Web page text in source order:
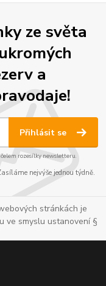
ze světa
a
Přihlásit se
rozesílky newsletteru.
nejvýše jednou týdně.
stránkách je
ve smyslu ustanovení §